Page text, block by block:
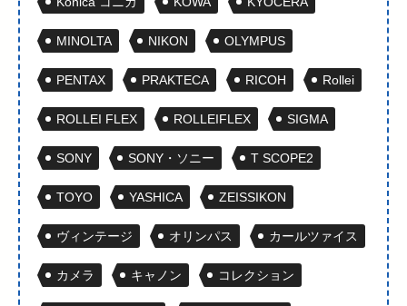
MINOLTA NIKON OLYMPUS
PENTAX PRAKTECA RICOH Rollei
ROLLEI FLEX ROLLEIFLEX SIGMA
SONY SONY・ソニー T SCOPE2
TOYO YASHICA ZEISSIKON
ヴィンテージ オリンパス カールツァイス
カメラ キャノン コレクション